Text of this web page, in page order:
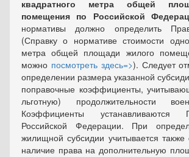
квадратного метра общей
помещения по Российской
нормативы должно определить
(Справку о нормативе стоимости
метра общей площади жилого
можно посмотреть здесь=>). Следует
определении размера указанной
поправочные коэффициенты,
льготную) продолжительности
Коэффициенты устанавливаются
Российской Федерации. При
жилищной субсидии учитывается также
наличие права на дополнительную